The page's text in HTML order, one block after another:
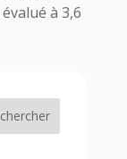
à 3,6